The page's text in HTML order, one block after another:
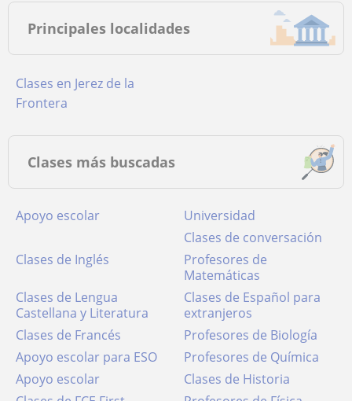
Principales localidades
Clases en Jerez de la
Frontera
Clases más buscadas
Apoyo escolar
Universidad
Clases de conversación
Clases de Inglés
Profesores de
Matemáticas
Clases de Lengua
Castellana y Literatura
Clases de Español para
extranjeros
Clases de Francés
Profesores de Biología
Apoyo escolar para ESO
Profesores de Química
Apoyo escolar
Clases de Historia